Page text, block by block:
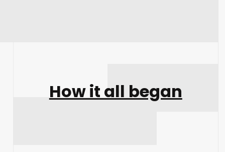
How it all began